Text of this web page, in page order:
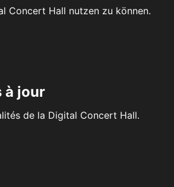
Concert Hall nutzen zu können.
à jour
de la Digital Concert Hall.